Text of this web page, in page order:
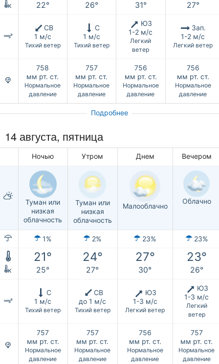
к 22° 26° 31° 27°
СВ
1 м/с
Тихий ветер
С
1 м/с
Тихий ветер
ЮЗ
1-2 м/с
Легкий
ветер
Зап.
1-2 м/с
Легкий ветер
758
мм рт. ст.
Нормальное
давление
757
мм рт. ст.
Нормальное
давление
756
мм рт. ст.
Нормальное
давление
756
мм рт. ст.
Нормальное
давление
Подробнее
14 августа, пятница
Ночью Утром Днем Вечером
Туман или
низкая
облачность
Туман или
низкая
облачность
Малооблачно
Облачно
1% 2% 23% 23%
21° 24° 27° 23°
к 25° 27° 30° 26°
С
1 м/с
Тихий ветер
СВ
до 1 м/с
Тихий ветер
ЮЗ
1-3 м/с
Легкий ветер
ЮЗ
1-3 м/с
Легкий
ветер
757
мм рт. ст.
Нормальное
давление
757
мм рт. ст.
Нормальное
давление
756
мм рт. ст.
Нормальное
давление
757
мм рт. ст.
Нормальное
давление